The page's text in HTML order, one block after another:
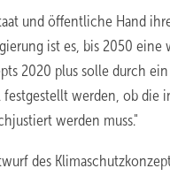
und öffentliche Hand
ist es, bis 2050
2020 plus solle durch
festgestellt werden, ob die
werden muss."
des